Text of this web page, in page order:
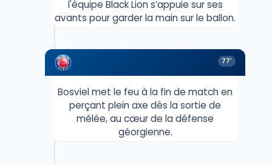
l'équipe Black Lion s’appuie sur ses
avants pour garder la main sur le ballon.
77'
Bosviel met le feu à la fin de match en
perçant plein axe dès la sortie de
mêlée, au cœur de la défense
géorgienne.